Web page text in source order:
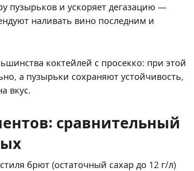
пузырьков и ускоряет дегазацию —
наливать вино последним и
коктейлей с просекко: при этой
а пузырьки сохраняют устойчивость,
вкус.
сравнительный
брют (остаточный сахар до 12 г/л)